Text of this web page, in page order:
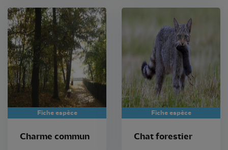
Fiche espèce
Charme commun
Fiche espèce
Chat forestier